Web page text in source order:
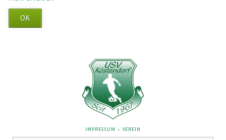
OK
NAVIGATION
ÜBERSPRINGEN
IMPRESSUM VEREIN